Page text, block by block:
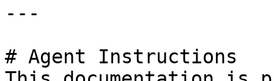
---
# Agent Instructions